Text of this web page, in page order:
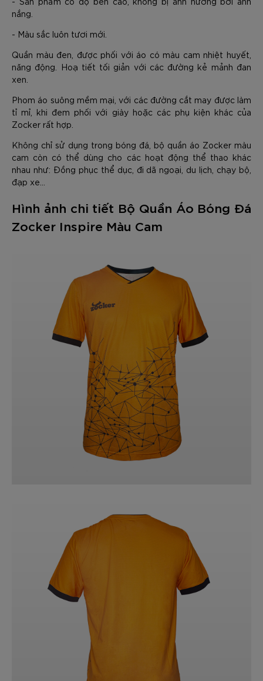
nắng.
- Màu sắc luôn tươi mới.
Quần màu đen, được phối với áo có màu cam nhiệt huyết,
năng động. Hoạ tiết tối giản với các đường kẻ mảnh đan
xen.
Phom áo suông mềm mại, với các đường cắt may được làm
tỉ mỉ, khi đem phối với giày hoặc các phụ kiện khác của
Zocker rất hợp.
Không chỉ sử dụng trong bóng đá, bộ quần áo Zocker màu
cam còn có thể dùng cho các hoạt động thể thao khác
nhau như: Đồng phục thể dục, đi dã ngoại, du lịch, chạy bộ,
đạp xe…
Hình ảnh chi tiết Bộ Quần Áo Bóng Đá
Zocker Inspire Màu Cam